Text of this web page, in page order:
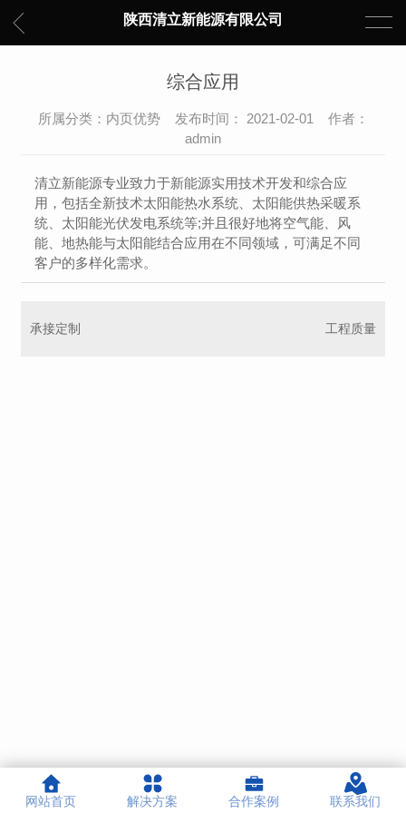
陕西清立新能源有限公司
综合应用
所属分类：内页优势 发布时间： 2021-02-01 作者：
admin
清立新能源专业致力于新能源实用技术开发和综合应
用，包括全新技术太阳能热水系统、太阳能供热采暖系
统、太阳能光伏发电系统等;并且很好地将空气能、风
能、地热能与太阳能结合应用在不同领域，可满足不同
客户的多样化需求。
承接定制 工程质量
网站首页 解决方案 合作案例 联系我们